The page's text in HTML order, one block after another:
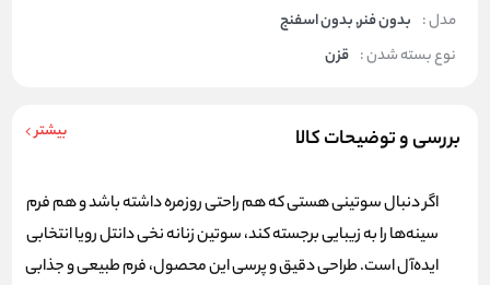
مدل : بدون فنر, بدون اسفنج
نوع بسته شدن : قزن
بررسی و توضیحات کالا بیشتر
اگر دنبال سوتینی هستی که هم راحتی روزمره داشته باشد و هم فرم
سینه‌ها را به زیبایی برجسته کند، سوتین زنانه نخی دانتل رویا انتخابی
ایده‌آل است. طراحی دقیق و پرسی این محصول، فرم طبیعی و جذابی